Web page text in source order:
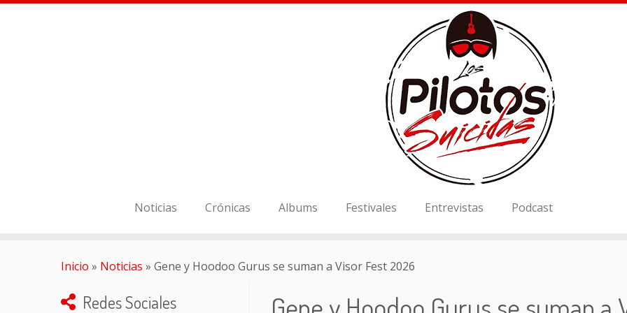
Noticias Crónicas Albums Festivales Entrevistas Podcast
Inicio » Noticias » Gene y Hoodoo Gurus se suman a Visor Fest 2026
Redes Sociales